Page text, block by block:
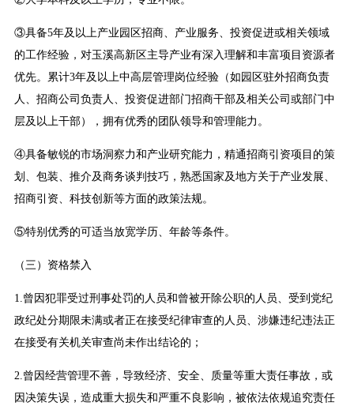
③具备5年及以上产业园区招商、产业服务、投资促进或相关领域
的工作经验，对玉溪高新区主导产业有深入理解和丰富项目资源者
优先。累计3年及以上中高层管理岗位经验（如园区驻外招商负责
人、招商公司负责人、投资促进部门招商干部及相关公司或部门中
层及以上干部），拥有优秀的团队领导和管理能力。
④具备敏锐的市场洞察力和产业研究能力，精通招商引资项目的策
划、包装、推介及商务谈判技巧，熟悉国家及地方关于产业发展、
招商引资、科技创新等方面的政策法规。
⑤特别优秀的可适当放宽学历、年龄等条件。
（三）资格禁入
1.曾因犯罪受过刑事处罚的人员和曾被开除公职的人员、受到党纪
政纪处分期限未满或者正在接受纪律审查的人员、涉嫌违纪违法正
在接受有关机关审查尚未作出结论的；
2.曾因经营管理不善，导致经济、安全、质量等重大责任事故，或
因决策失误，造成重大损失和严重不良影响，被依法依规追究责任